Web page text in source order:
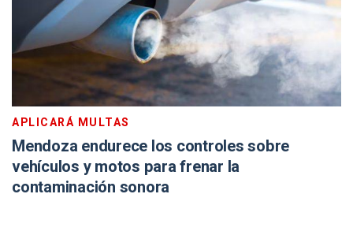
APLICARÁ MULTAS
Mendoza endurece los controles sobre
vehículos y motos para frenar la
contaminación sonora